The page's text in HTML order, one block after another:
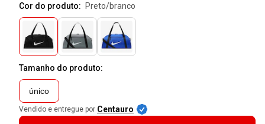
Cor do produto:
preto/branco
Tamanho do produto:
único
Vendido e entregue por Centauro